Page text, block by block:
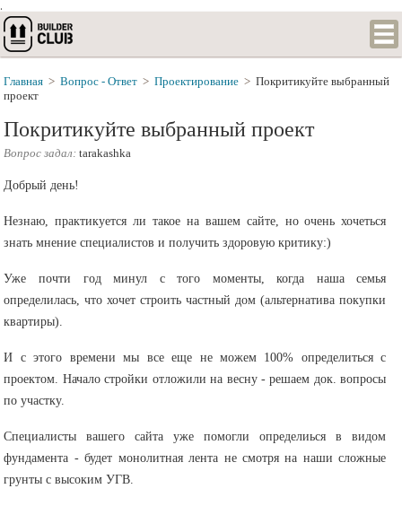
.
Главная > Вопрос - Ответ > Проектирование > Покритикуйте выбранный
проект
Покритикуйте выбранный проект
Вопрос задал: tarakashka
Добрый день!
Незнаю, практикуется ли такое на вашем сайте, но очень хочеться
знать мнение специалистов и получить здоровую критику:)
Уже почти год минул с того моменты, когда наша семья
определилась, что хочет строить частный дом (альтернатива покупки
квартиры).
И с этого времени мы все еще не можем 100% определиться с
проектом. Начало стройки отложили на весну - решаем док. вопросы
по участку.
Специалисты вашего сайта уже помогли определиься в видом
фундамента - будет монолитная лента не смотря на наши сложные
грунты с высоким УГВ.